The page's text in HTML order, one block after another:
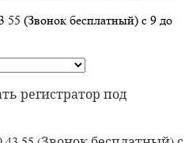
55 (Звонок бесплатный) с 9 до
регистратор под